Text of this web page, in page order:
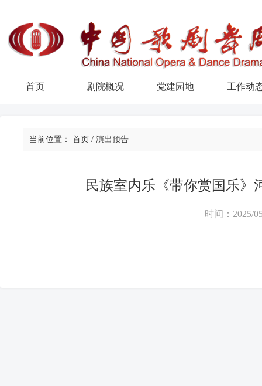
首页 剧院概况 党建园地 工作动
当前位置： 首页 / 演出预告
民族室内乐《带你赏国乐》
时间：2025/